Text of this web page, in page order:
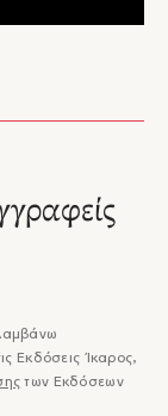
Εκδόσεις Ίκαρος,
των Εκδόσεων